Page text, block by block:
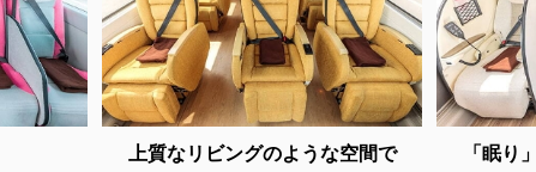
上質なリビングのような空間で
「眠り